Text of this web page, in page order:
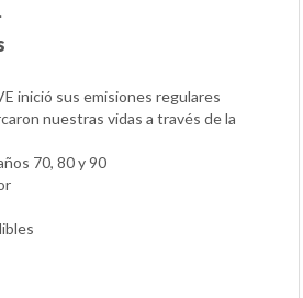
inició sus emisiones regulares
nuestras vidas a través de la
70, 80 y 90